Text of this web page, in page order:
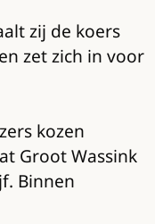
zij de koers
zet zich in voor
kozen
Groot Wassink
Binnen